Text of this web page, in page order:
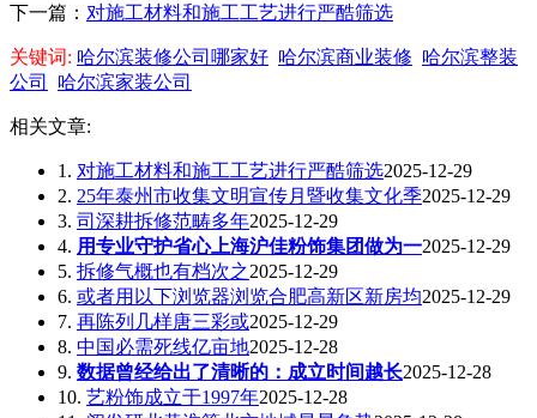
下一篇： 对施工材料和施工工艺进行严酷筛选
关键词: 哈尔滨装修公司哪家好 哈尔滨商业装修 哈尔滨整装
公司
哈尔滨家装公司
相关文章:
1. 对施工材料和施工工艺进行严酷筛选2025-12-29
2. 25年泰州市收集文明宣传月暨收集文化季2025-12-29
3. 司深耕拆修范畴多年2025-12-29
4. 用专业守护省心上海沪佳粉饰集团做为一2025-12-29
5. 拆修气概也有档次之2025-12-29
6. 或者用以下浏览器浏览合肥高新区新房均2025-12-29
7. 再陈列几样唐三彩或2025-12-29
8. 中国必需死线亿亩地2025-12-28
9. 数据曾经给出了清晰的：成立时间越长2025-12-28
10. 艺粉饰成立于1997年2025-12-28